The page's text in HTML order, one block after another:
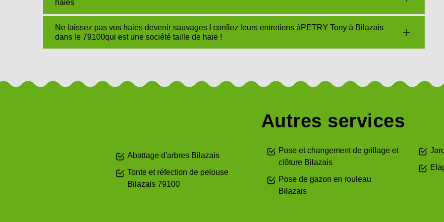
haies
Ne laissez pas vos haies devenir sauvages ! confiez leurs entretiens àPETRY Tony à Bilazais
dans le 79100qui est une société taille de haie !
Autres services
Abattage d'arbres Bilazais
Tonte et réfection de pelouse
Bilazais 79100
Pose et changement de grillage et
clôture Bilazais
Pose de gazon en rouleau
Bilazais